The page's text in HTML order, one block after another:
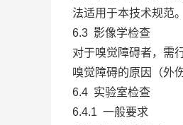
法适用于本技术规范。
6.3 影像学检查
对于嗅觉障碍者，需
嗅觉障碍的原因（外
6.4 实验室检查
6.4.1 一般要求